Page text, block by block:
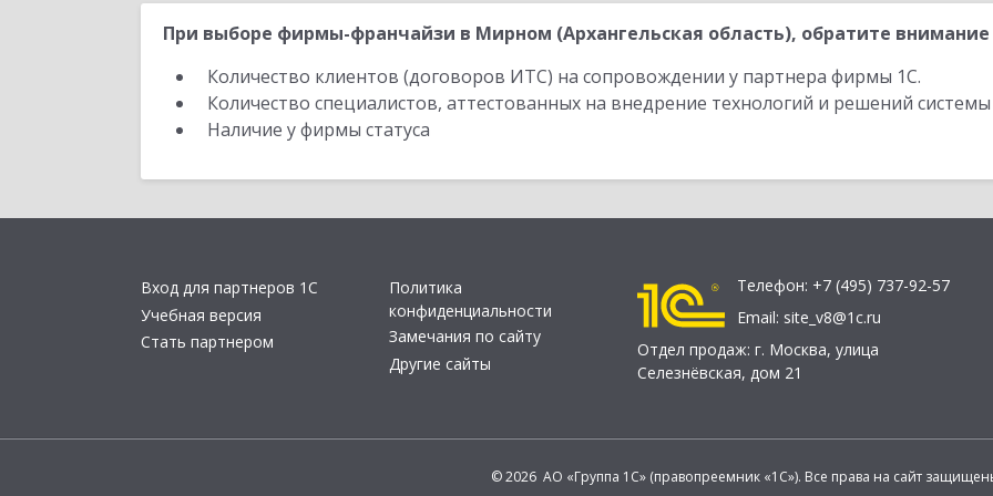
При выборе фирмы-франчайзи в Мирном (Архангельская область), обратите внимание
Количество клиентов (договоров ИТС) на сопровождении у партнера фирмы 1С.
Количество специалистов, аттестованных на внедрение технологий и решений
Наличие у фирмы статуса
Вход для партнеров 1С
Учебная версия
Стать партнером
Политика
конфиденциальности
Замечания по сайту
Другие сайты
Телефон: +7 (495) 737-92-57
Email: site_v8@1c.ru
Отдел продаж: г. Москва, улица
Селезнёвская, дом 21
© 2026 АО «Группа 1С» (правопреемник «1С»). Все права на сайт